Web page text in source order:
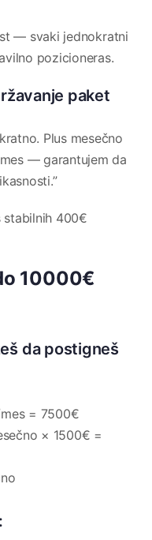
— svaki jednokratni
pozicioneras.
paket
Plus mesečno
— garantujem da
stabilnih 400€
10000€
da postigneš
= 7500€
× 1500€ =